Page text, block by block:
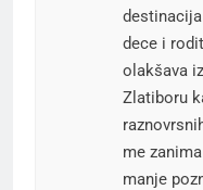
dece i
olakšava
Zlatiboru
me
manje